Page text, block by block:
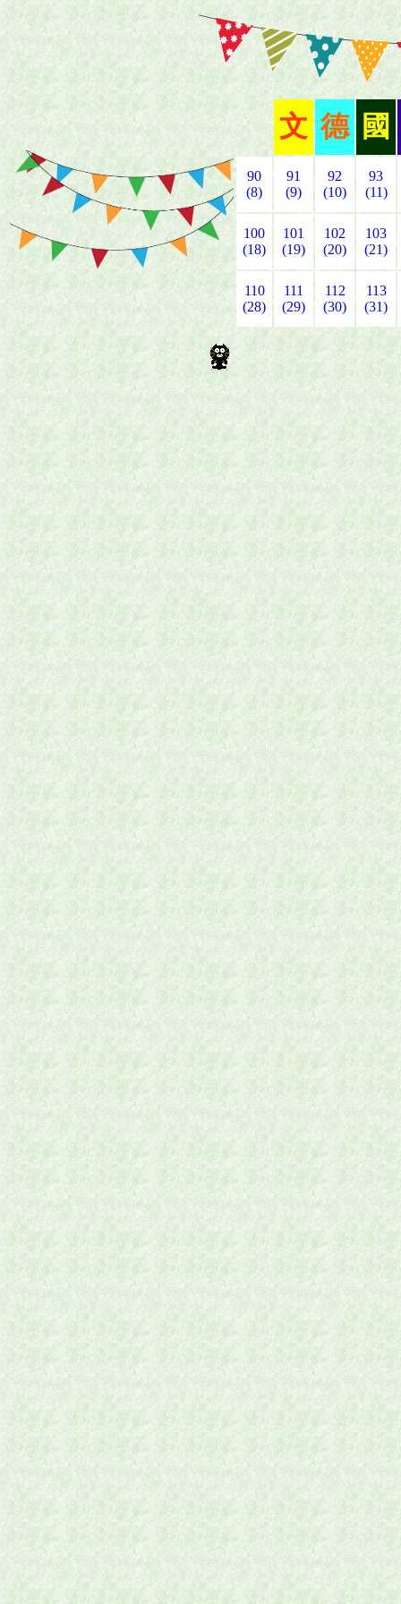
文 德 國
90
(8)
91
(9)
92
(10)
93
(11)
100
(18)
101
(19)
102
(20)
103
(21)
110
(28)
111
(29)
112
(30)
113
(31)